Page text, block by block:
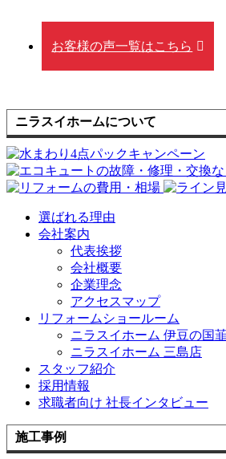
お客様の声一覧はこちら
ニラスイホームについて
選ばれる理由
会社案内
代表挨拶
会社概要
企業理念
アクセスマップ
リフォームショールーム
ニラスイホーム 伊豆の国
ニラスイホーム 三島店
スタッフ紹介
採用情報
求職者向け 社長インタビュー
施工事例